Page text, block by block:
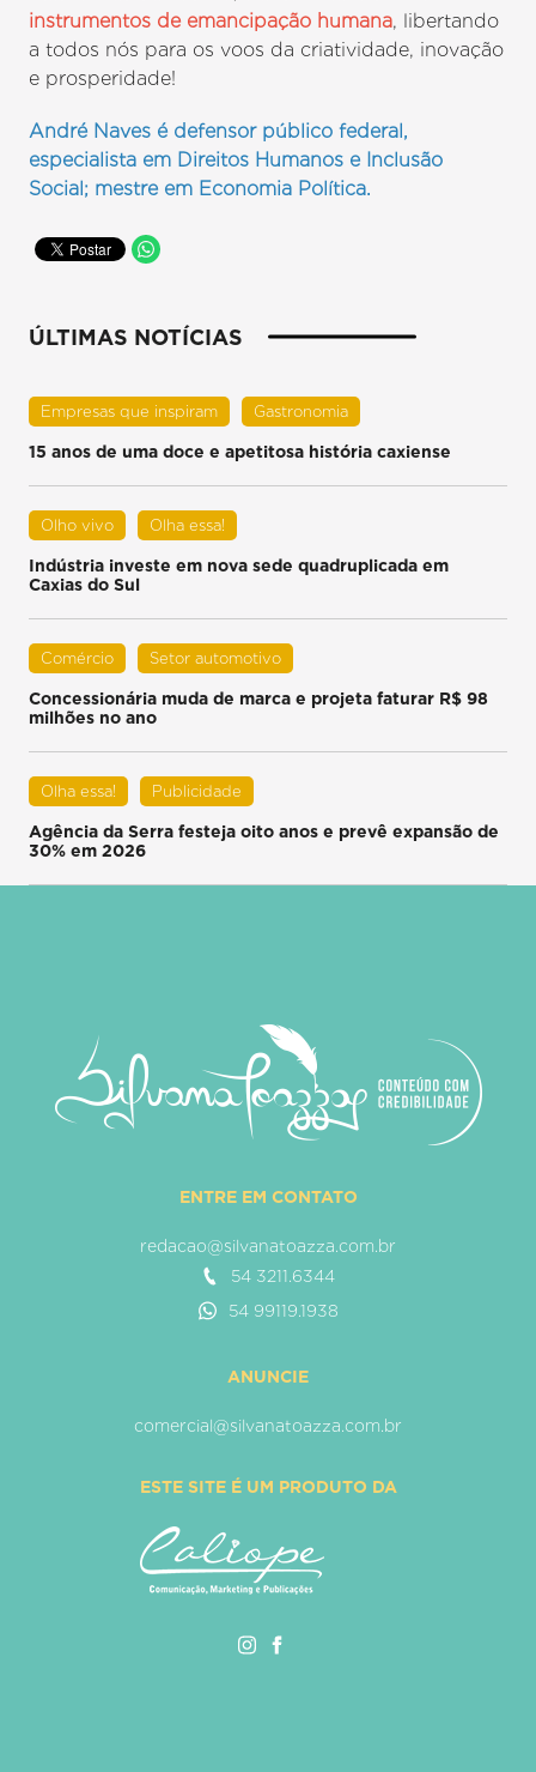
instrumentos de emancipação humana, libertando
a todos nós para os voos da criatividade, inovação
e prosperidade!
André Naves é defensor público federal,
especialista em Direitos Humanos e Inclusão
Social; mestre em Economia Política.
ÚLTIMAS NOTÍCIAS
Empresas que inspiram Gastronomia
15 anos de uma doce e apetitosa história caxiense
Olho vivo Olha essa!
Indústria investe em nova sede quadruplicada em
Caxias do Sul
Comércio Setor automotivo
Concessionária muda de marca e projeta faturar R$ 98
milhões no ano
Olha essa! Publicidade
Agência da Serra festeja oito anos e prevê expansão de
30% em 2026
ENTRE EM CONTATO
redacao@silvanatoazza.com.br
54 3211.6344
54 99119.1938
ANUNCIE
comercial@silvanatoazza.com.br
ESTE SITE É UM PRODUTO DA